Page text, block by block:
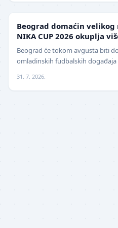
Beograd domaćin
NIKA CUP 2026 okuplja
Beograd će tokom avgusta biti
omladinskih fudbalskih događaja
31. 7. 2026.